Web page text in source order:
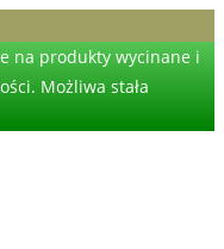
na produkty wycinane i
Możliwa stała